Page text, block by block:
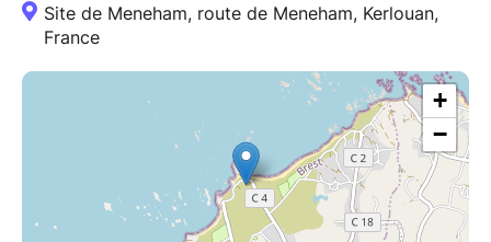
Site de Meneham, route de Meneham, Kerlouan,
France
+
−